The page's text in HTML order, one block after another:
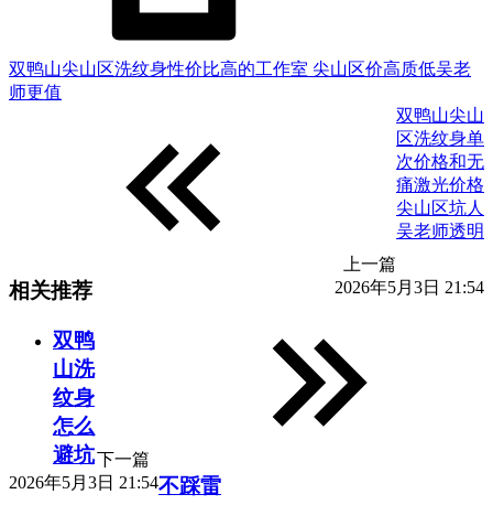
双鸭山尖山区洗纹身性价比高的工作室 尖山区价高质低吴老
师更值
上一篇
2026年5月3日 21:54
双鸭山尖山
区洗纹身单
次价格和无
痛激光价格
尖山区坑人
吴老师透明
下一篇
2026年5月3日 21:54
相关推荐
双鸭
山洗
纹身
怎么
避坑
不踩雷